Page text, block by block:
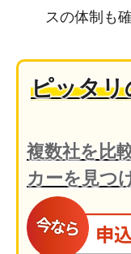
スの体制も
ピッタリ
複数社を比
カーを見つ